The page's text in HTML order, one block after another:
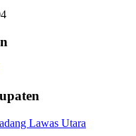
Lawas Utara